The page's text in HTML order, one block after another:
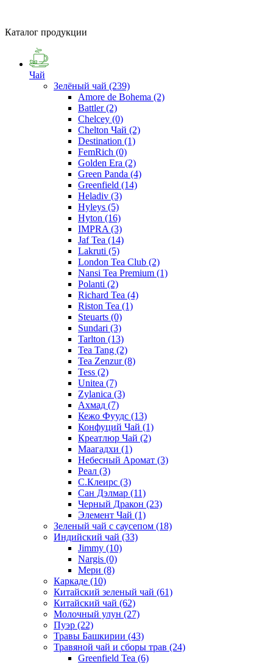
Каталог продукции
Чай
Зелёный чай (239)
Amore de Bohema (2)
Battler(2)
Chelcey (0)
Chelton Чай (2)
Destination (1)
FemRich (0)
Golden Era (2)
Green Panda (4)
Greenfield (14)
Heladiv (3)
Hyleys (5)
Hyton (16)
IMPRA (3)
Jaf Tea (14)
Lakruti (5)
London Tea Club (2)
Nansi Tea Premium (1)
Polanti (2)
Richard Tea (4)
Riston Tea (1)
Steuarts (0)
Sundari (3)
Tarlton (13)
Tea Tang (2)
Tea Zenzur(8)
Tess (2)
Unitea (7)
Zylanica (3)
Ахмад (7)
Кежо Фуудс (13)
Конфуций Чай (1)
Креатлюр Чай (2)
Маагадхи (1)
Небесный Аромат (3)
Реал (3)
С.Клеирс (3)
Сан Дэлмар (11)
Черный Дракон (23)
Элемент Чай (1)
Зеленый чай с саусепом (18)
Индийский чай (33)
Jimmy (10)
Nargis (0)
Мери (8)
Каркаде (10)
Китайский зеленый чай (61)
Китайский чай (62)
Молочный улун (27)
Пуэр (22)
Травы Башкирии (43)
Травяной чай и сборы трав (24)
Greenfield Tea (6)